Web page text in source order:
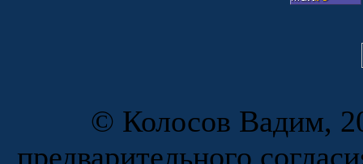
© Колосов Вадим,
предварительного